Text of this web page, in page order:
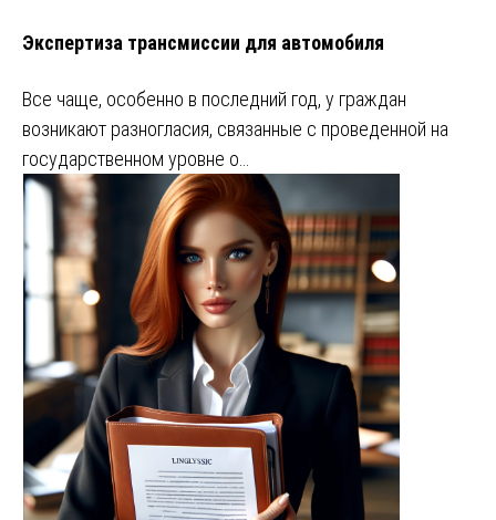
Экспертиза трансмиссии для автомобиля
Все чаще, особенно в последний год, у граждан
возникают разногласия, связанные с проведенной на
государственном уровне о…